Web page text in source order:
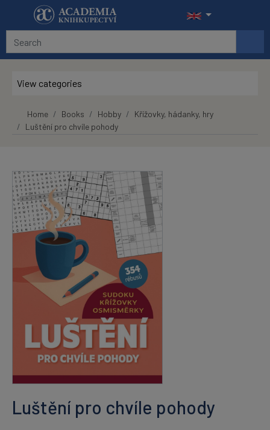
Skip to main content
View categories
Home Books Hobby
Křížovky, hádanky, hry
Luštění pro chvíle pohody
Luštění pro chvíle pohody